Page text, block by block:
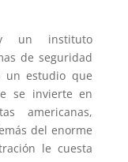
un instituto
de seguridad
un estudio que
se invierte en
americanas,
del enorme
le cuesta